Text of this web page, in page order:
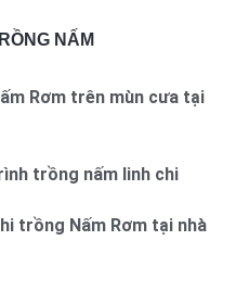
NẤM
Rơm trên mùn cưa tại
trồng nấm linh chi
trồng Nấm Rơm tại nhà